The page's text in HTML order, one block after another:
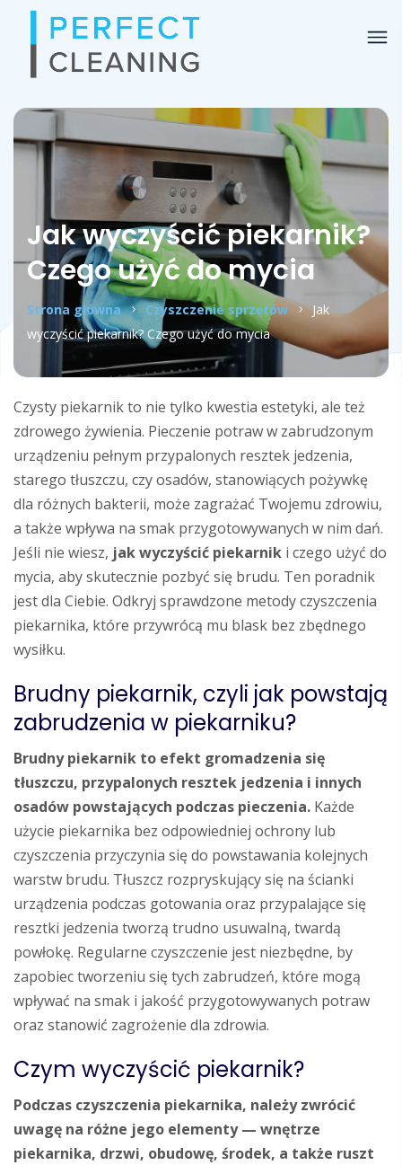
Jak wyczyścić piekarnik?
Czego użyć do mycia
Strona główna Czyszczenie sprzętów
Jak
wyczyścić piekarnik? Czego użyć do mycia
Czysty piekarnik to nie tylko kwestia estetyki, ale też
zdrowego żywienia. Pieczenie potraw w zabrudzonym
urządzeniu pełnym przypalonych resztek jedzenia,
starego tłuszczu, czy osadów, stanowiących pożywkę
dla różnych bakterii, może zagrażać Twojemu zdrowiu,
a także wpływa na smak przygotowywanych w nim dań.
Jeśli nie wiesz, jak wyczyścić piekarnik i czego użyć do
mycia, aby skutecznie pozbyć się brudu. Ten poradnik
jest dla Ciebie. Odkryj sprawdzone metody czyszczenia
piekarnika, które przywrócą mu blask bez zbędnego
wysiłku.
Brudny piekarnik, czyli jak powstają
zabrudzenia w piekarniku?
Brudny piekarnik to efekt gromadzenia się
tłuszczu, przypalonych resztek jedzenia i innych
osadów powstających podczas pieczenia. Każde
użycie piekarnika bez odpowiedniej ochrony lub
czyszczenia przyczynia się do powstawania kolejnych
warstw brudu. Tłuszcz rozpryskujący się na ścianki
urządzenia podczas gotowania oraz przypalające się
resztki jedzenia tworzą trudno usuwalną, twardą
powłokę. Regularne czyszczenie jest niezbędne, by
zapobiec tworzeniu się tych zabrudzeń, które mogą
wpływać na smak i jakość przygotowywanych potraw
oraz stanowić zagrożenie dla zdrowia.
Czym wyczyścić piekarnik?
Podczas czyszczenia piekarnika, należy zwrócić
uwagę na różne jego elementy — wnętrze
piekarnika, drzwi, obudowę, środek, a także ruszt